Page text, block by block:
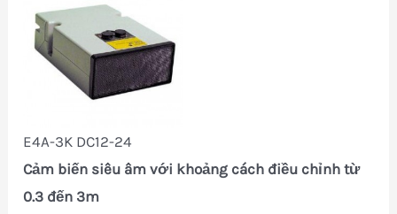
E4A-3K DC12-24
Cảm biến siêu âm với khoảng cách điều chỉnh từ
0.3 đến 3m